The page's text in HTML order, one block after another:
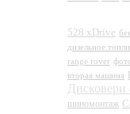
528 xDrive
дизельное
range rover
вторая машина
Дисковери
шиномонтаж